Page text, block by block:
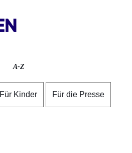
A-Z
Für Kinder Für die Presse